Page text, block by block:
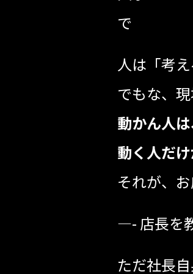
で
人は「考
でもな、
動かん人
動く人だ
それが、
—- 店長を
ただ社長